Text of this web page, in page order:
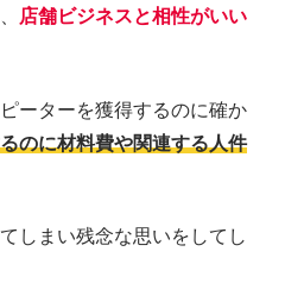
店舗ビジネスと相性がいい
ーターを獲得するのに確か
のに材料費や関連する人件
しまい残念な思いをしてし